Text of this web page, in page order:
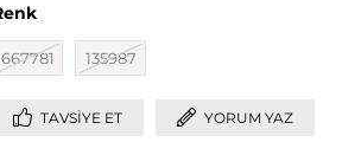
667781 135987
TAVSIYE ET YORUM YAZ